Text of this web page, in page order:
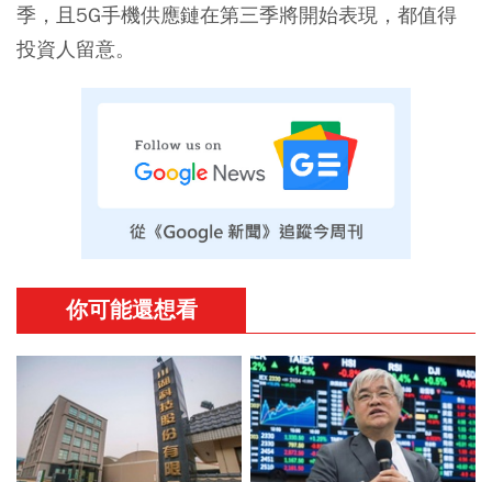
季，且5G手機供應鏈在第三季將開始表現，都值得
投資人留意。